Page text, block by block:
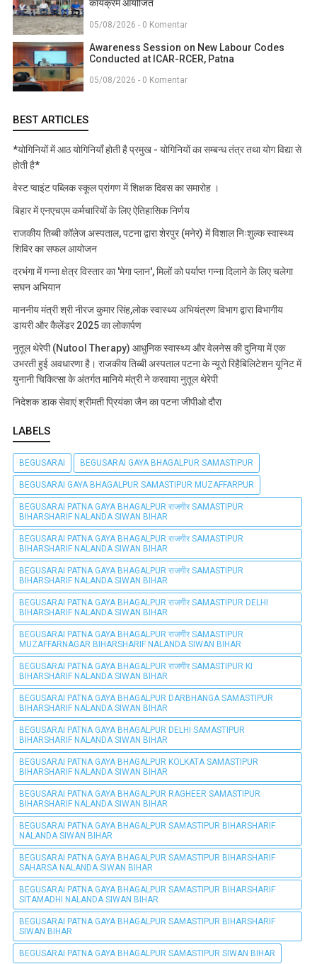
कार्यक्रम आयोजित
05/08/2026 - 0 Komentar
Awareness Session on New Labour Codes
Conducted at ICAR-RCER, Patna
05/08/2026 - 0 Komentar
BEST ARTICLES
*योगिनियों में आठ योगिनियाँ होती है प्रमुख - योगिनियों का सम्बन्ध तंत्र तथा योग विद्या से
होती है*
वेस्ट प्वाइंट पब्लिक स्कूल प्रांगण में शिक्षक दिवस का समारोह ।
बिहार में एनएचएम कर्मचारियों के लिए ऐतिहासिक निर्णय
राजकीय तिब्बी कॉलेज अस्पताल, पटना द्वारा शेरपुर (मनेर) में विशाल निःशुल्क स्वास्थ्य
शिविर का सफल आयोजन
दरभंगा में गन्ना क्षेत्र विस्तार का 'मेगा प्लान', मिलों को पर्याप्त गन्ना दिलाने के लिए चलेगा
सघन अभियान
माननीय मंत्री श्री नीरज कुमार सिंह,लोक स्वास्थ्य अभियंत्रण विभाग द्वारा विभागीय
डायरी और कैलेंडर 2025 का लोकार्पण
नुतूल थेरेपी (Nutool Therapy) आधुनिक स्वास्थ्य और वेलनेस की दुनिया में एक
उभरती हुई अवधारणा है। राजकीय तिब्बी अस्पताल पटना के न्यूरो रिहैबिलिटेशन यूनिट में
युनानी चिकित्सा के अंतर्गत मानिये मंत्री ने करवाया नुतूल थेरेपी
निदेशक डाक सेवाएं श्रीमती प्रियंका जैन का पटना जीपीओ दौरा
LABELS
BEGUSARAI BEGUSARAI GAYA BHAGALPUR SAMASTIPUR
BEGUSARAI GAYA BHAGALPUR SAMASTIPUR MUZAFFARPUR
BEGUSARAI PATNA GAYA BHAGALPUR राजगीर SAMASTIPUR
BIHARSHARIF NALANDA SIWAN BIHAR
BEGUSARAI PATNA GAYA BHAGALPUR राजगीर SAMASTIPUR
BIHARSHARIF NALANDA SIWAN BIHAR
BEGUSARAI PATNA GAYA BHAGALPUR राजगीर SAMASTIPUR
BIHARSHARIF NALANDA SIWAN BIHAR
BEGUSARAI PATNA GAYA BHAGALPUR राजगीर SAMASTIPUR DELHI
BIHARSHARIF NALANDA SIWAN BIHAR
BEGUSARAI PATNA GAYA BHAGALPUR राजगीर SAMASTIPUR
MUZAFFARNAGAR BIHARSHARIF NALANDA SIWAN BIHAR
BEGUSARAI PATNA GAYA BHAGALPUR राजगीर SAMASTIPUR KI
BIHARSHARIF NALANDA SIWAN BIHAR
BEGUSARAI PATNA GAYA BHAGALPUR DARBHANGA SAMASTIPUR
BIHARSHARIF NALANDA SIWAN BIHAR
BEGUSARAI PATNA GAYA BHAGALPUR DELHI SAMASTIPUR
BIHARSHARIF NALANDA SIWAN BIHAR
BEGUSARAI PATNA GAYA BHAGALPUR KOLKATA SAMASTIPUR
BIHARSHARIF NALANDA SIWAN BIHAR
BEGUSARAI PATNA GAYA BHAGALPUR RAGHEER SAMASTIPUR
BIHARSHARIF NALANDA SIWAN BIHAR
BEGUSARAI PATNA GAYA BHAGALPUR SAMASTIPUR BIHARSHARIF
NALANDA SIWAN BIHAR
BEGUSARAI PATNA GAYA BHAGALPUR SAMASTIPUR BIHARSHARIF
SAHARSA NALANDA SIWAN BIHAR
BEGUSARAI PATNA GAYA BHAGALPUR SAMASTIPUR BIHARSHARIF
SITAMADHI NALANDA SIWAN BIHAR
BEGUSARAI PATNA GAYA BHAGALPUR SAMASTIPUR BIHARSHARIF
SIWAN BIHAR
BEGUSARAI PATNA GAYA BHAGALPUR SAMASTIPUR SIWAN BIHAR